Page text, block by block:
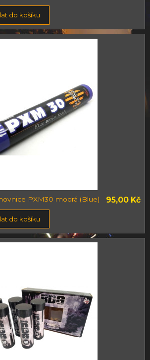
do košíku
PXM30 modrá (Blue) 95,00 Kč
do košíku